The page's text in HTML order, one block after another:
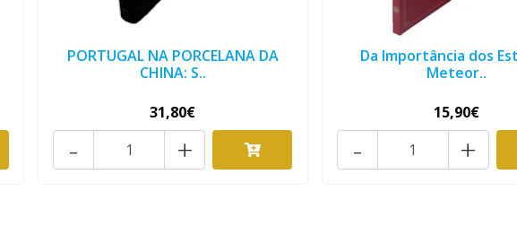
PORTUGAL NA PORCELANA DA
CHINA: S..
31,80€
+
-
Da Importância dos
Meteor..
15,90€
+
-